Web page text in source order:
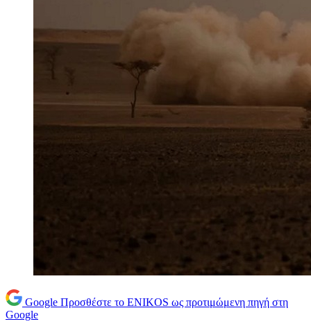
Google Προσθέστε το ENIKOS ως προτιμώμενη πηγή στη
Google